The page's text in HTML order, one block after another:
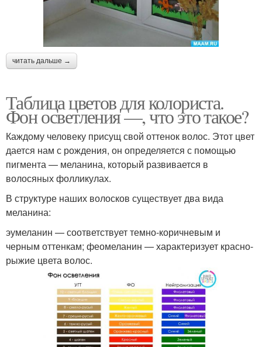
читать дальше →
Таблица цветов для колориста.
Фон осветления —, что это такое?
Каждому человеку присущ свой оттенок волос. Этот цвет
дается нам с рождения, он определяется с помощью
пигмента — меланина, который развивается в
волосяных фолликулах.
В структуре наших волосков существует два вида
меланина:
эумеланин — соответствует темно-коричневым и
черным оттенкам; феомеланин — характеризует красно-
рыжие цвета волос.